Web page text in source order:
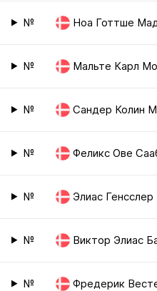
№ Ноа Готтше
№ Мальте Карл
№ Сандер Колин
№ Феликс Ове
№ Элиас
№ Виктор Элиас
№ Фредерик